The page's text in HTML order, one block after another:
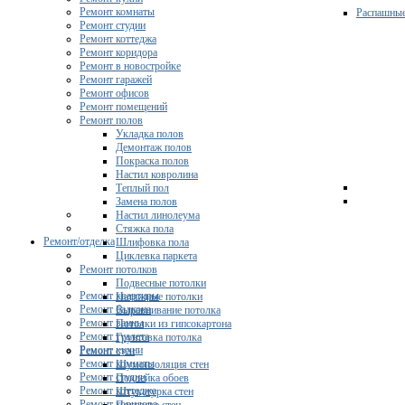
Ремонт/отделка
Ремонт квартиры
Ремонт балкона
Ремонт ванны
Ремонт туалета
Ремонт кухни
Ремонт комнаты
Ремонт студии
Ремонт коттеджа
Ремонт комнаты
Ремонт студии
Ремонт коттеджа
Ремонт коридора
Ремонт в новостройке
Ремонт гаражей
Ремонт офисов
Ремонт помещений
Ремонт полов
Укладка полов
Демонтаж полов
Покраска полов
Настил ковролина
Теплый пол
Замена полов
Настил линолеума
Стяжка пола
Шлифовка пола
Циклевка паркета
Ремонт потолков
Подвесные потолки
Натяжные потолки
Выравнивание потолка
Потолки из гипсокартона
Грунтовка потолка
Ремонт стен
Шумоизоляция стен
Поклейка обоев
Штукатурка стен